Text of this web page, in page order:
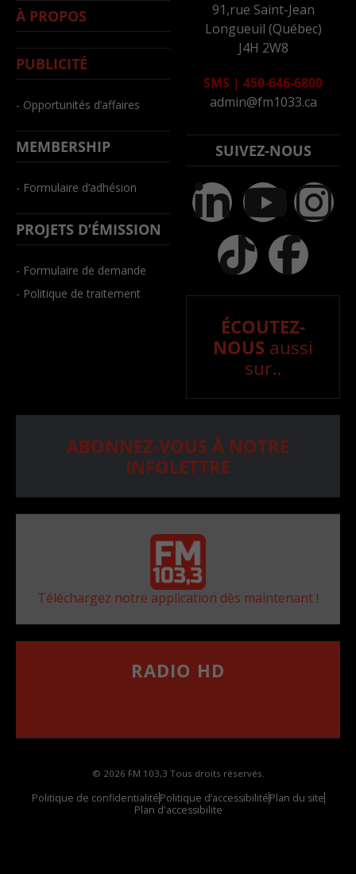
À PROPOS
PUBLICITÉ
- Opportunités d’affaires
MEMBERSHIP
- Formulaire d’adhésion
PROJETS D’ÉMISSION
- Formulaire de demande
- Politique de traitement
91,rue Saint-Jean
Longueuil (Québec)
J4H 2W8
SMS | 450-646-6800
admin@fm1033.ca
SUIVEZ-NOUS
ÉCOUTEZ-
NOUS aussi
sur..
ABONNEZ-VOUS À NOTRE
INFOLETTRE
Téléchargez notre application dès maintenant !
RADIO HD
© 2026 FM 103,3 Tous droits réservés.
Politique de confidentialitéPolitique d’accessibilitéPlan du site
Plan d'accessibilite